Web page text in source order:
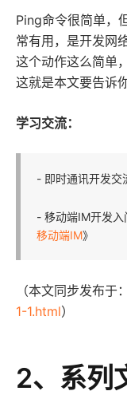
Ping命令很简单，
常有用，是开发网
这个动作这么简单
这就是本文要告诉你
学习交流：
- 即时通讯开发交
- 移动端IM开发入
移动端IM》
（本文同步发布于：
1-1.html）
2、系列